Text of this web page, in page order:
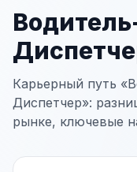
Карьерный путь
Диспетчер»:
рынке, ключевые